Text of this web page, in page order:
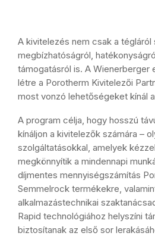
A kivitelezés nem csak a tégláról
megbízhatóságról,
támogatásról is. A Wienerberger
létre a Porotherm Kivitelezői
most vonzó lehetőségeket kínál
A program célja, hogy hosszú
kínáljon a kivitelezők számára –
szolgáltatásokkal, amelyek
megkönnyítik a mindennapi
díjmentes mennyiségszámítás
Semmelrock termékekre,
alkalmazástechnikai
Rapid technológiához helyszíni
biztosítanak az első sor